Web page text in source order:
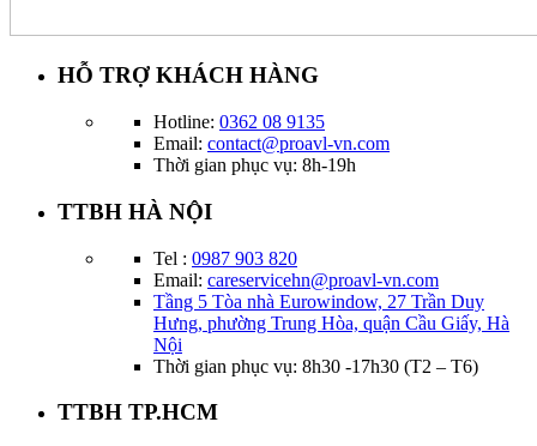
HỖ TRỢ KHÁCH HÀNG
Hotline: 0362 08 9135
Email: contact@proavl-vn.com
Thời gian phục vụ: 8h-19h
TTBH HÀ NỘI
Tel : 0987 903 820
Email: careservicehn@proavl-vn.com
Tầng 5 Tòa nhà Eurowindow, 27 Trần Duy
Hưng, phường Trung Hòa, quận Cầu Giấy, Hà
Nội
Thời gian phục vụ: 8h30 -17h30 (T2 – T6)
TTBH TP.HCM